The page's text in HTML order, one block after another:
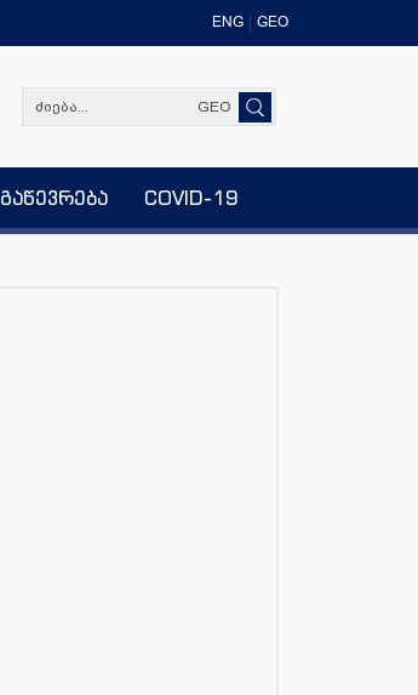
ENG GEO
GEO
გაწევრება COVID-19